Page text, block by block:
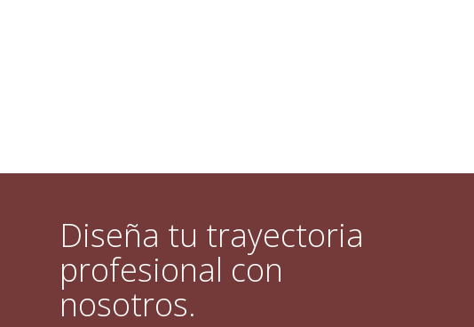
Diseña tu trayectoria
profesional con
nosotros.